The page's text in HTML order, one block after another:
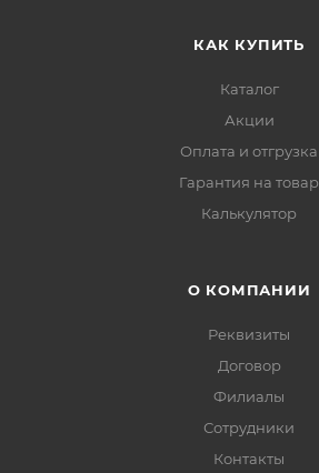
КАК КУПИТЬ
Каталог
Акции
Оплата и отгрузка
Гарантия на товар
Калькулятор
О КОМПАНИИ
Реквизиты
Договор
Филиалы
Сотрудники
Контакты